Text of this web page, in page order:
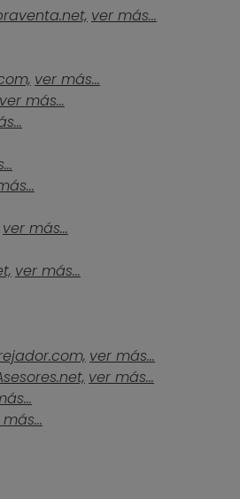
ver más...
ver más...
ver más...
ver más...
ver más...
ver más...
ver más...